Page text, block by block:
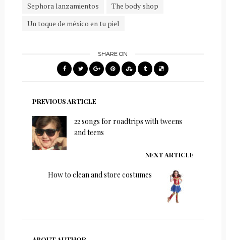
Sephora lanzamientos
The body shop
Un toque de méxico en tu piel
SHARE ON
PREVIOUS ARTICLE
22 songs for roadtrips with tweens
and teens
NEXT ARTICLE
How to clean and store costumes